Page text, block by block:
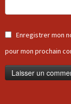
Enregistrer mon
pour mon prochain